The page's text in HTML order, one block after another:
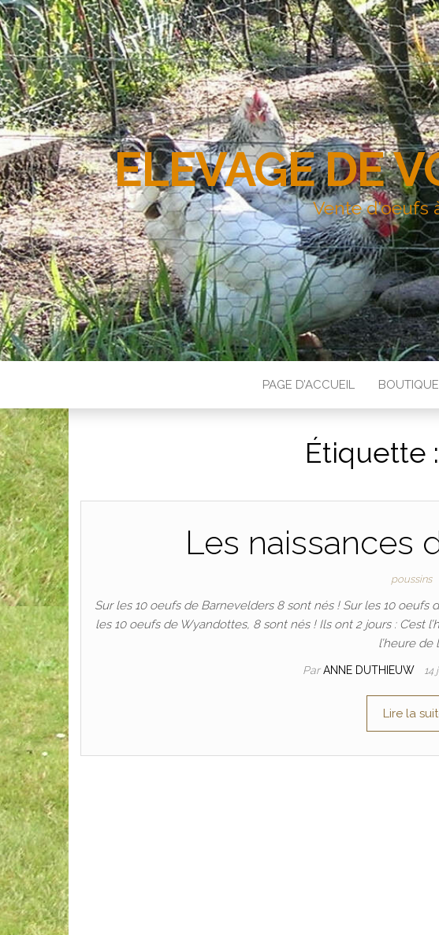
ELEVAGE DE
Vente d'oeufs
PAGE D’ACCUEIL
Étiquette :
Les naissances
poussins
Sur les 10 oeufs de Barnevelders 8 sont nés ! Sur les 10
les 10 oeufs de Wyandottes, 8 sont nés ! Ils ont 2 jours : C’est
l’heure de
ParANNE DUTHIEUW 14
Lire la